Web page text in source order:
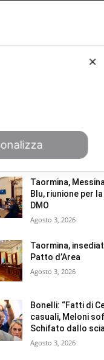
INTERESSARTI
Taormina,
Blu, riunione per
DMO
Agosto 3, 2026
Taormina,
Patto d’Area
Agosto 3, 2026
Bonelli: “Fatti di
casuali, Meloni
Schifato dallo
Agosto 3, 2026
✕